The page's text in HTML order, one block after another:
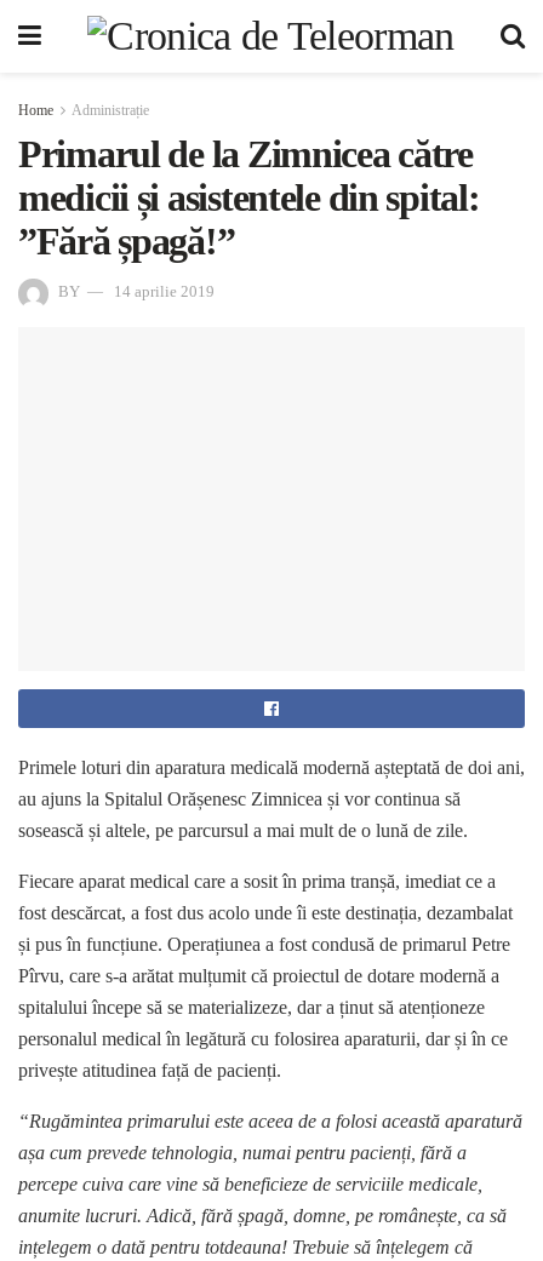
Home Administrație
Primarul de la Zimnicea către
medicii și asistentele din spital:
”Fără șpagă!”
BY 14 aprilie 2019
Primele loturi din aparatura medicală modernă așteptată de doi ani,
au ajuns la Spitalul Orășenesc Zimnicea și vor continua să
sosească și altele, pe parcursul a mai mult de o lună de zile.
Fiecare aparat medical care a sosit în prima tranșă, imediat ce a
fost descărcat, a fost dus acolo unde îi este destinația, dezambalat
și pus în funcțiune. Operațiunea a fost condusă de primarul Petre
Pîrvu, care s-a arătat mulțumit că proiectul de dotare modernă a
spitalului începe să se materializeze, dar a ținut să atenționeze
personalul medical în legătură cu folosirea aparaturii, dar și în ce
privește atitudinea față de pacienți.
“Rugămintea primarului este aceea de a folosi această aparatură
așa cum prevede tehnologia, numai pentru pacienți, fără a
percepe cuiva care vine să beneficieze de serviciile medicale,
anumite lucruri. Adică, fără șpagă, domne, pe românește, ca să
ințelegem o dată pentru totdeauna! Trebuie să înțelegem că